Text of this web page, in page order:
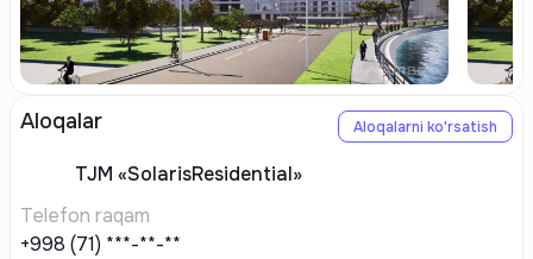
Aloqalar Aloqalarni ko'rsatish
TJM «SolarisResidential»
Telefon raqam
+998 (71) ***-**-**